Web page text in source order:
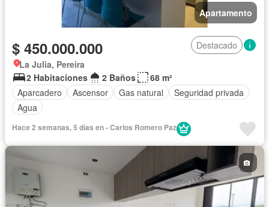
Apartamento
$ 450.000.000
Destacado
La Julia, Pereira
2 Habitaciones
2 Baños
68 m²
Aparcadero
Ascensor Gas natural
Seguridad privada
Agua
Hace 2 semanas, 5 días en - Carlos Romero Paz